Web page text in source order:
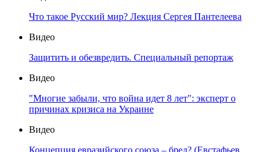
Что такое Русский мир? Лекция Сергея Пантелеева
Видео
Защитить и обезвредить. Специальный репортаж
Видео
"Многие забыли, что война идет 8 лет": эксперт о
причинах кризиса на Украине
Видео